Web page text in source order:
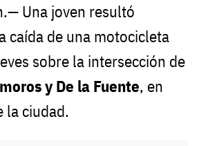
Una joven resultó
caída de una motocicleta
sobre la intersección de
y De la Fuente, en
la ciudad.